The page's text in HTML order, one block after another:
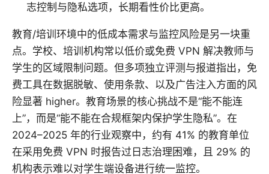
志控制与隐私选项，长期看性价比更高。
教育/培训环境中的低成本需求与监控风险是另一块重
点。学校、培训机构常以低价或免费 VPN 解决教师与
学生的区域限制问题。但多项独立评测与报道指出，免
费工具在数据脱敏、使用条款、以及广告注入方面的风
险显著 higher。教育场景的核心挑战不是“能不能连
上”，而是“能不能在合规框架内保护学生隐私”。在
2024–2025 年的行业观察中，约有 41% 的教育单位
在采用免费 VPN 时报告过日志治理困难，且 29% 的
机构表示难以对学生端设备进行统一监控。